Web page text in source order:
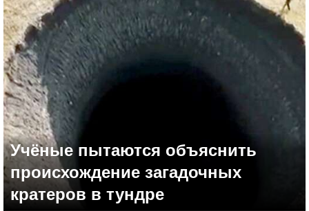
+12
Учёные пытаются объяснить
происхождение загадочных
кратеров в тундре